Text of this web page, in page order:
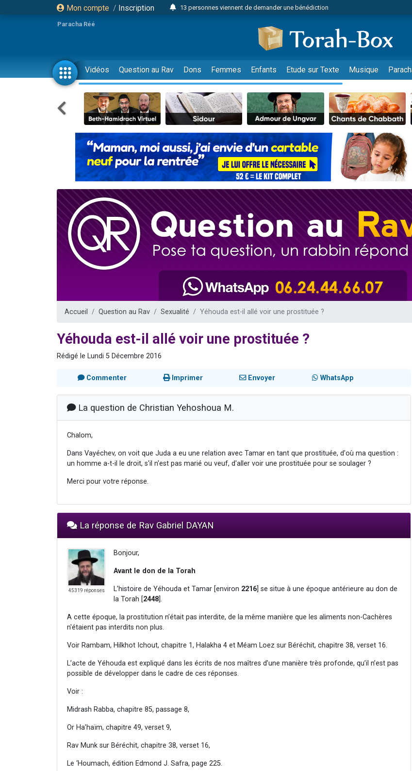
Mon compte / Inscription
13 personnes viennent de demander une bénédiction
12 nouvelles musiques dans Torah-Box Music
30 personnes viennent de faire un don pour Sauvez la jambe de Yohan
3 personnes viennent de nous rejoindre sur WhatsApp
2 personnes viennent de nous rejoindre sur WhatsApp
3 personnes viennent de nous rejoindre sur WhatsApp
2 nouvelles musiques dans Torah-Box Music
8 personnes viennent de faire un don pour Tsédaka : pauvres d'Israel
4 personnes viennent de faire un don pour Diane, 80 ans, dans un appartement
Nouvelle émission radio : Visions de grandeur n°104 : Le Chabbath et le Birkat
61 personnes viennent de demander une bénédiction
Il reste 49 places pour étudier en groupe sur Zoom
Ariel vient de donner son Maasser
Nathaniel vient de donner son Maasser
6 personnes viennent de faire un don pour 5 enfants déjà orphelins risquent
10 personnes viennent de demander une bénédiction
Il reste 49 places pour étudier en groupe sur Zoom
2 personnes viennent de nous rejoindre sur WhatsApp
Paracha Réé
Vidéos Question au Rav Dons Femmes Enfants Etude sur Texte Musique
Accueil Question au Rav Sexualité Yéhouda est-il allé voir une prostituée ?
Yéhouda est-il allé voir une prostituée ?
Rédigé le Lundi 5 Décembre 2016
Commenter Imprimer Envoyer WhatsApp
La question de Christian Yehoshoua M.
Chalom,
Dans Vayéchev, on voit que Juda a eu une relation avec Tamar en tant que prostituée, d'où ma question :
un homme a-t-il le droit, s'il n'est pas marié ou veuf, d'aller voir une prostituée pour se soulager ?
Merci pour votre réponse.
La réponse de Rav Gabriel DAYAN
45319 réponses
Bonjour,
Avant le don de la Torah
L’histoire de Yéhouda et Tamar [environ 2216 ] se situe à une époque antérieure au don de
la Torah [2448 ].
A cette époque, la prostitution n’était pas interdite, de la même manière que les aliments non-Cachères
n'étaient pas interdits non plus.
Voir Rambam, Hilkhot Ichout, chapitre 1, Halakha 4 et Méam Loez sur Béréchit, chapitre 38, verset 16.
L’acte de Yéhouda est expliqué dans les écrits de nos maîtres d’une manière très profonde, qu’il n’est pas
possible de développer dans le cadre de ces réponses.
Voir :
Midrash Rabba, chapitre 85, passage 8,
Or Ha’haïm, chapitre 49, verset 9,
Rav Munk sur Béréchit, chapitre 38, verset 16,
Le ‘Houmach, édition Edmond J. Safra, page 225.